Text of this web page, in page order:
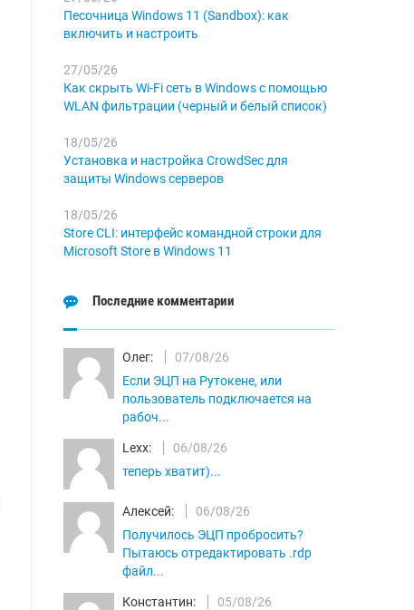
Песочница Windows 11 (Sandbox): как
включить и настроить
27/05/26
Как скрыть Wi-Fi сеть в Windows с помощью
WLAN фильтрации (черный и белый список)
18/05/26
Установка и настройка CrowdSec для
защиты Windows серверов
18/05/26
Store CLI: интерфейс командной строки для
Microsoft Store в Windows 11
Последние комментарии
Олег:
07/08/26
Если ЭЦП на Рутокене, или
пользователь подключается на
рабоч...
Lexx:
06/08/26
теперь хватит)...
Алексей:
06/08/26
Получилось ЭЦП пробросить?
Пытаюсь отредактировать .rdp
файл...
Константин:
05/08/26